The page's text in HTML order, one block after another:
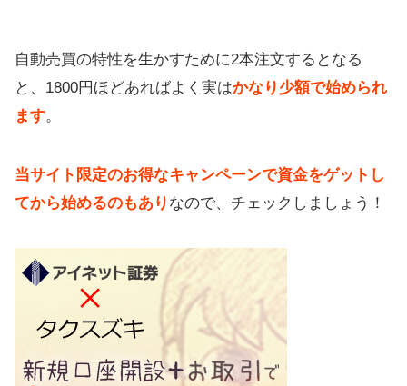
自動売買の特性を生かすために2本注文するとなる
と、1800円ほどあればよく実はかなり少額で始められ
ます。
当サイト限定のお得なキャンペーンで資金をゲットし
てから始めるのもあり なので、チェックしましょう！